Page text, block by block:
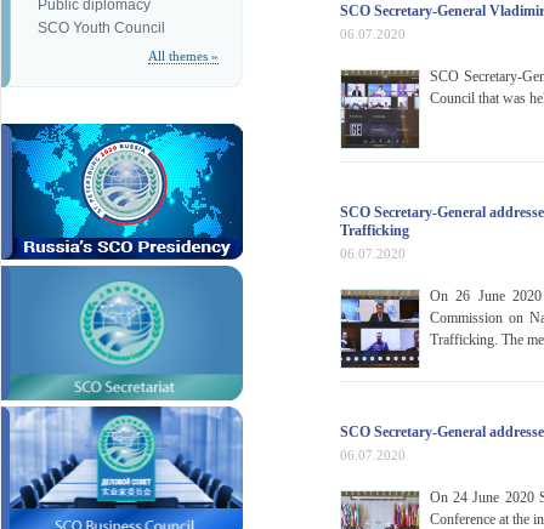
Public diplomacy
SCO Youth Council
All themes »
SCO Secretary-General
06.07.2020
SCO Secretary-
Council that was
SCO Secretary-General
Trafficking
06.07.2020
On 26 June
Commission on
Trafficking. The
SCO Secretary-General
06.07.2020
On 24 June 2020
Conference at the